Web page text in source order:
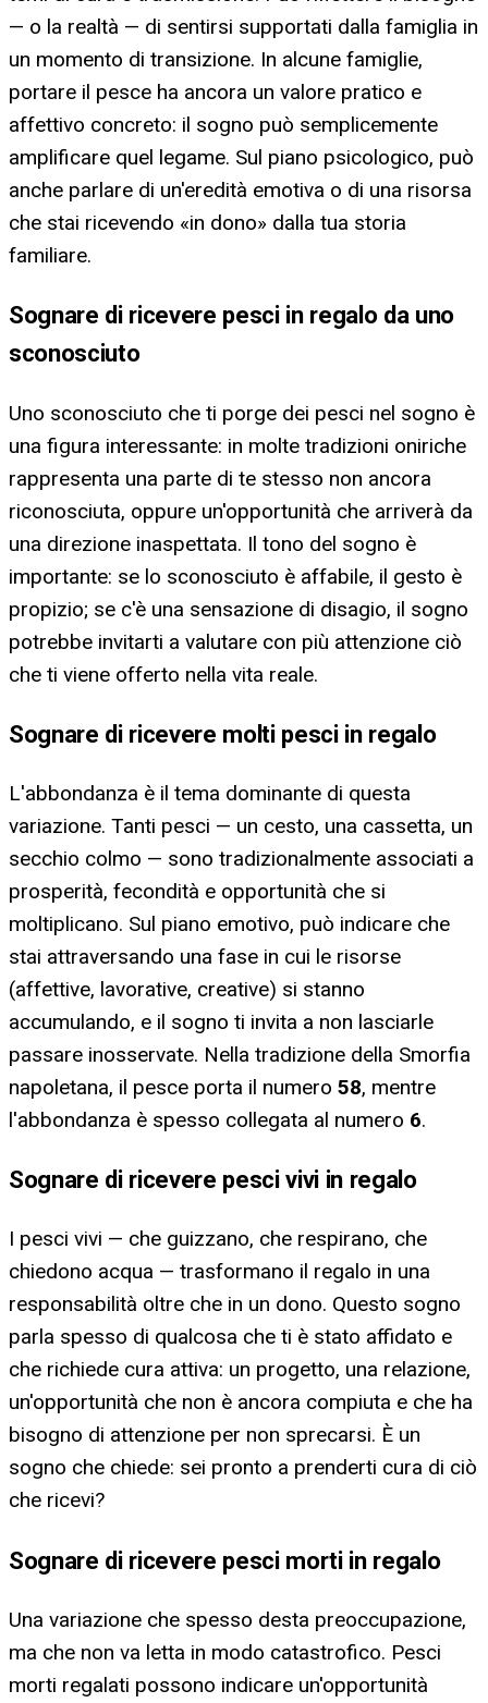
— o la realtà — di sentirsi supportati dalla famiglia in
un momento di transizione. In alcune famiglie,
portare il pesce ha ancora un valore pratico e
affettivo concreto: il sogno può semplicemente
amplificare quel legame. Sul piano psicologico, può
anche parlare di un'eredità emotiva o di una risorsa
che stai ricevendo «in dono» dalla tua storia
familiare.
Sognare di ricevere pesci in regalo da uno
sconosciuto
Uno sconosciuto che ti porge dei pesci nel sogno è
una figura interessante: in molte tradizioni oniriche
rappresenta una parte di te stesso non ancora
riconosciuta, oppure un'opportunità che arriverà da
una direzione inaspettata. Il tono del sogno è
importante: se lo sconosciuto è affabile, il gesto è
propizio; se c'è una sensazione di disagio, il sogno
potrebbe invitarti a valutare con più attenzione ciò
che ti viene offerto nella vita reale.
Sognare di ricevere molti pesci in regalo
L'abbondanza è il tema dominante di questa
variazione. Tanti pesci — un cesto, una cassetta, un
secchio colmo — sono tradizionalmente associati a
prosperità, fecondità e opportunità che si
moltiplicano. Sul piano emotivo, può indicare che
stai attraversando una fase in cui le risorse
(affettive, lavorative, creative) si stanno
accumulando, e il sogno ti invita a non lasciarle
passare inosservate. Nella tradizione della Smorfia
napoletana, il pesce porta il numero 58, mentre
l'abbondanza è spesso collegata al numero 6.
Sognare di ricevere pesci vivi in regalo
I pesci vivi — che guizzano, che respirano, che
chiedono acqua — trasformano il regalo in una
responsabilità oltre che in un dono. Questo sogno
parla spesso di qualcosa che ti è stato affidato e
che richiede cura attiva: un progetto, una relazione,
un'opportunità che non è ancora compiuta e che ha
bisogno di attenzione per non sprecarsi. È un
sogno che chiede: sei pronto a prenderti cura di ciò
che ricevi?
Sognare di ricevere pesci morti in regalo
Una variazione che spesso desta preoccupazione,
ma che non va letta in modo catastrofico. Pesci
morti regalati possono indicare un'opportunità